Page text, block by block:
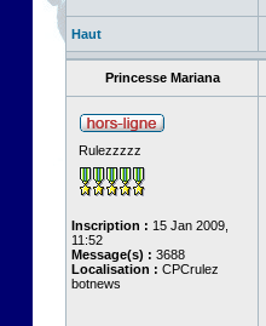
Haut
Princesse Mariana
Rulezzzzz
Inscription : 15 Jan 2009,
11:52
Message(s) : 3688
Localisation : CPCrulez
botnews